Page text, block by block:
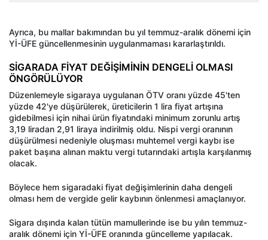
Ayrıca, bu mallar bakımından bu yıl temmuz-aralık dönemi için
Yİ-ÜFE güncellenmesinin uygulanmaması kararlaştırıldı.
SİGARADA FİYAT DEĞİŞİMİNİN DENGELİ OLMASI
ÖNGÖRÜLÜYOR
Düzenlemeyle sigaraya uygulanan ÖTV oranı yüzde 45'ten
yüzde 42'ye düşürülerek, üreticilerin 1 lira fiyat artışına
gidebilmesi için nihai ürün fiyatındaki minimum zorunlu artış
3,19 liradan 2,91 liraya indirilmiş oldu. Nispi vergi oranının
düşürülmesi nedeniyle oluşması muhtemel vergi kaybı ise
paket başına alınan maktu vergi tutarındaki artışla karşılanmış
olacak.
Böylece hem sigaradaki fiyat değişimlerinin daha dengeli
olması hem de vergide gelir kaybının önlenmesi amaçlanıyor.
Sigara dışında kalan tütün mamullerinde ise bu yılın temmuz-
aralık dönemi için Yİ-ÜFE oranında güncelleme yapılacak.